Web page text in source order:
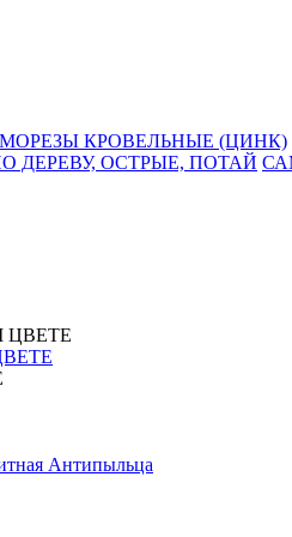
КРОВЕЛЬНЫЕ (ЦИНК)
ДЕРЕВУ, ОСТРЫЕ, ПОТАЙ
Антипыльца